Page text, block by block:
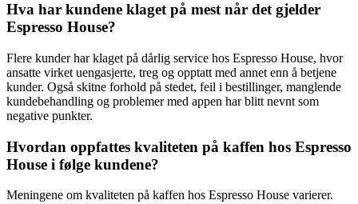
Hva har kundene klaget på mest når det gjelder
Espresso House?
Flere kunder har klaget på dårlig service hos Espresso House, hvor
ansatte virket uengasjerte, treg og opptatt med annet enn å betjene
kunder. Også skitne forhold på stedet, feil i bestillinger, manglende
kundebehandling og problemer med appen har blitt nevnt som
negative punkter.
Hvordan oppfattes kvaliteten på kaffen hos Espresso
House i følge kundene?
Meningene om kvaliteten på kaffen hos Espresso House varierer.